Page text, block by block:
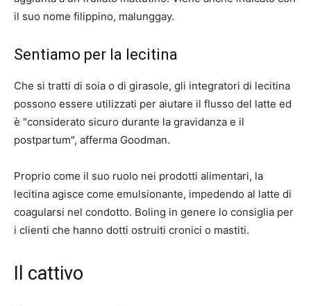
il suo nome filippino, malunggay.
Sentiamo per la lecitina
Che si tratti di soia o di girasole, gli integratori di lecitina
possono essere utilizzati per aiutare il flusso del latte ed
è "considerato sicuro durante la gravidanza e il
postpartum", afferma Goodman.
Proprio come il suo ruolo nei prodotti alimentari, la
lecitina agisce come emulsionante, impedendo al latte di
coagularsi nel condotto. Boling in genere lo consiglia per
i clienti che hanno dotti ostruiti cronici o mastiti.
Il cattivo